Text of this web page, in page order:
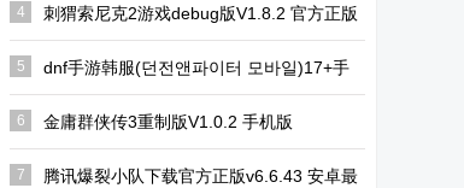
(TPhi Editor)
Roblox美服下
载最新版
CMOD Bionic
汉化版
4 刺猬索尼克2游戏debug版V1.8.2 官方正版
5
dnf手游韩服(던전앤파이터 모바일)17+手
游35.4.0安卓最新版
6 金庸群侠传3重制版V1.0.2 手机版
7
腾讯爆裂小队下载官方正版v6.6.43 安卓最